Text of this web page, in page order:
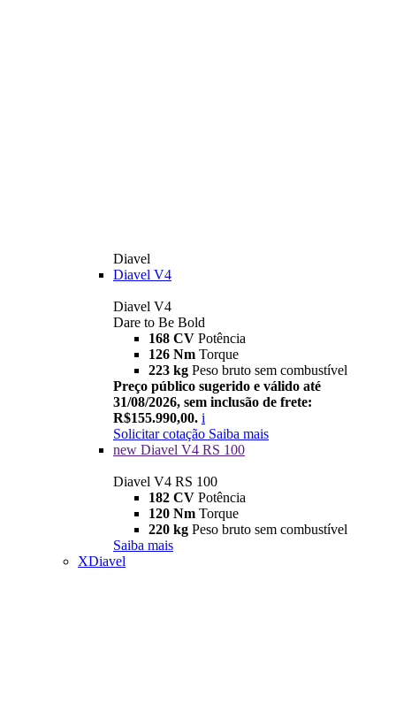
Diavel
Diavel V4
Diavel V4
Dare to Be Bold
168 CV Potência
126 Nm Torque
223 kg Peso bruto sem combustível
Preço público sugerido e válido até
31/08/2026, sem inclusão de frete:
R$155.990,00. i
Solicitar cotação Saiba mais
new Diavel V4 RS 100
Diavel V4 RS 100
182 CV Potência
120 Nm Torque
220 kg Peso bruto sem combustível
Saiba mais
XDiavel